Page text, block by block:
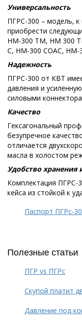
Универсальность
ПГРС-300 – модель,
приобрести
НМ-300 ТМ, НМ 300
С, НМ-300 СОАС, НМ-
Надежность
ПГРС-300 от КВТ
давления и
силовыми
Качество
Гексагональный
безупречное
отличается
масла в холостом
Удобство хранения
Комплектация ПГРС-
кейса из стойкой к
Паспорт ПГРс-
Полезные статьи
ПГР vs ПГРс
Скупой платит
Давление под